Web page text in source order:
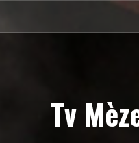
contenu
Tv